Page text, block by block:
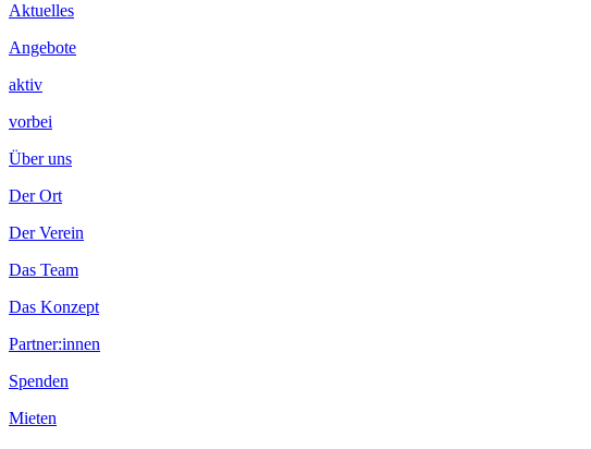
Aktuelles
Angebote
aktiv
vorbei
Über uns
Der Ort
Der Verein
Das Team
Das Konzept
Partner:innen
Spenden
Mieten